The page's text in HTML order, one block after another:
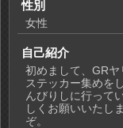
性別
女性
自己紹介
初めまして、GR
ステッカー集めを
んびりしに行って
しくお願いいたし
ぞ。